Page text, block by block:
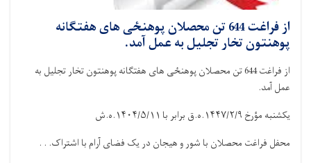
از فراغت 644 تن محصلان پوهنځی های هفتگانه
پوهنتون تخار تجلیل به عمل آمد.
از فراغت 644 تن محصلان پوهنځی های هفتگانه پوهنتون تخار تجلیل به
عمل آمد.
یکشنبه مؤرخ ۱۴۴۷/۲/۹. ه.ق برابر با ۱۴۰۴/۵/۱۱. ه.ش
محفل فراغت محصلان با شور و هیجان در یک فضای آرام با اشتراک. . .